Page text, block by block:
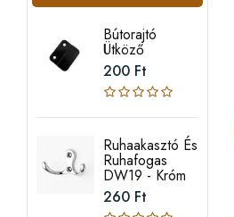
Bútorajtó
Ütköző
200 Ft
Ruhaakasztó És
Ruhafogas
DW19 - Króm
260 Ft